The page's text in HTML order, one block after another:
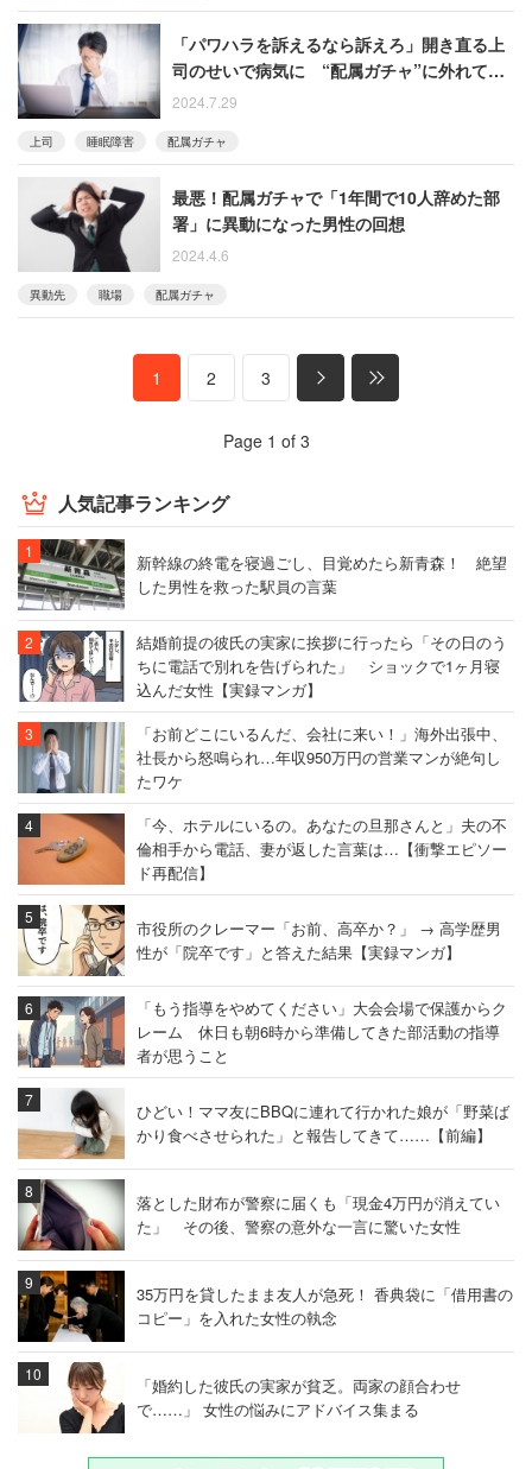
「パワハラを訴えるなら訴えろ」開き直る上
司のせいで病気に “配属ガチャ”に外れて
散々な目に遭った男性
2024.7.29
上司 睡眠障害 配属ガチャ
最悪！配属ガチャで「1年間で10人辞めた部
署」に異動になった男性の回想
2024.4.6
異動先 職場 配属ガチャ
1 2 3
Page 1 of 3
人気記事ランキング
新幹線の終電を寝過ごし、目覚めたら新青森！ 絶望
した男性を救った駅員の言葉
結婚前提の彼氏の実家に挨拶に行ったら「その日のう
ちに電話で別れを告げられた」 ショックで1ヶ月寝
込んだ女性【実録マンガ】
「お前どこにいるんだ、会社に来い！」海外出張中、
社長から怒鳴られ…年収950万円の営業マンが絶句し
たワケ
「今、ホテルにいるの。あなたの旦那さんと」夫の不
倫相手から電話、妻が返した言葉は…【衝撃エピソー
ド再配信】
市役所のクレーマー「お前、高卒か？」 → 高学歴男
性が「院卒です」と答えた結果【実録マンガ】
「もう指導をやめてください」大会会場で保護からク
レーム 休日も朝6時から準備してきた部活動の指導
者が思うこと
ひどい！ママ友にBBQに連れて行かれた娘が「野菜ば
かり食べさせられた」と報告してきて……【前編】
落とした財布が警察に届くも「現金4万円が消えてい
た」 その後、警察の意外な一言に驚いた女性
35万円を貸したまま友人が急死！ 香典袋に「借用書の
コピー」を入れた女性の執念
「婚約した彼氏の実家が貧乏。両家の顔合わせ
で……」 女性の悩みにアドバイス集まる